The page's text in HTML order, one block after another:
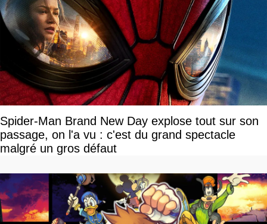
Spider-Man Brand New Day explose tout sur son
passage, on l'a vu : c'est du grand spectacle
malgré un gros défaut